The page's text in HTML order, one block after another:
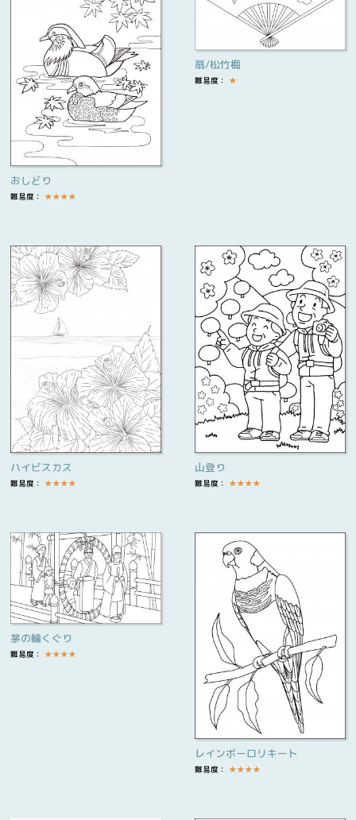
おしどり
難易度： ★★★★
扇/松竹梅
難易度： ★
ハイビスカス
難易度： ★★★★
山登り
難易度： ★★★★
茅の輪くぐり
難易度： ★★★★
レインボーロリキート
難易度： ★★★★